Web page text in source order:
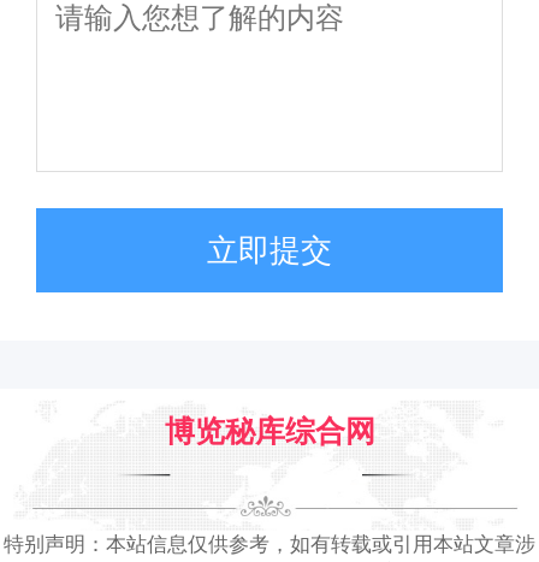
立即提交
博览秘库综合网
特别声明：本站信息仅供参考，如有转载或引用本站文章涉